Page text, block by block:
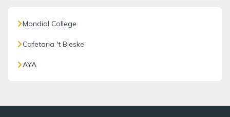
Mondial College
Cafetaria 't Bieske
AYA